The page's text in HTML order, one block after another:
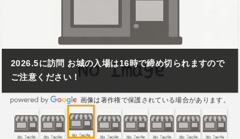
2026.5に訪問 お城の入場は16時で締め切られますので
ご注意ください！
画像は著作権で保護されている場合があります。